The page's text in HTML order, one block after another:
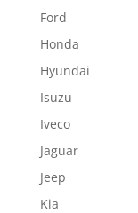
Ford
Honda
Hyundai
Isuzu
Iveco
Jaguar
Jeep
Kia